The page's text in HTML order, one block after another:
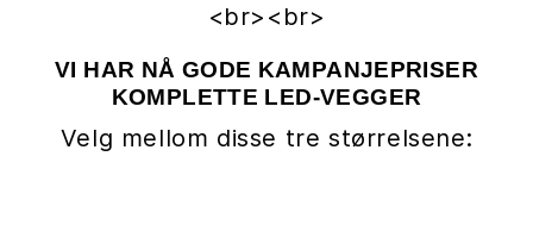
<br><br>
VI HAR NÅ GODE KAMPANJEPRISER
KOMPLETTE LED-VEGGER
Velg mellom disse tre størrelsene: